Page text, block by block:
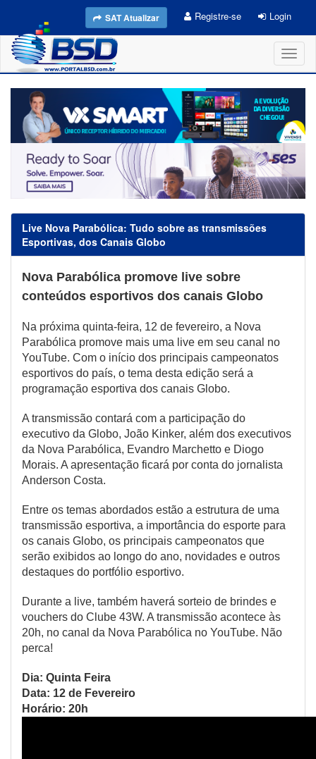
SAT Atualizar Registre-se Login
Live Nova Parabólica: Tudo sobre as transmissões
Esportivas, dos Canais Globo
Nova Parabólica promove live sobre
conteúdos esportivos dos canais Globo
Na próxima quinta-feira, 12 de fevereiro, a Nova
Parabólica promove mais uma live em seu canal no
YouTube. Com o início dos principais campeonatos
esportivos do país, o tema desta edição será a
programação esportiva dos canais Globo.
A transmissão contará com a participação do
executivo da Globo, João Kinker, além dos executivos
da Nova Parabólica, Evandro Marchetto e Diogo
Morais. A apresentação ficará por conta do jornalista
Anderson Costa.
Entre os temas abordados estão a estrutura de uma
transmissão esportiva, a importância do esporte para
os canais Globo, os principais campeonatos que
serão exibidos ao longo do ano, novidades e outros
destaques do portfólio esportivo.
Durante a live, também haverá sorteio de brindes e
vouchers do Clube 43W. A transmissão acontece às
20h, no canal da Nova Parabólica no YouTube. Não
perca!
Dia: Quinta Feira
Data: 12 de Fevereiro
Horário: 20h